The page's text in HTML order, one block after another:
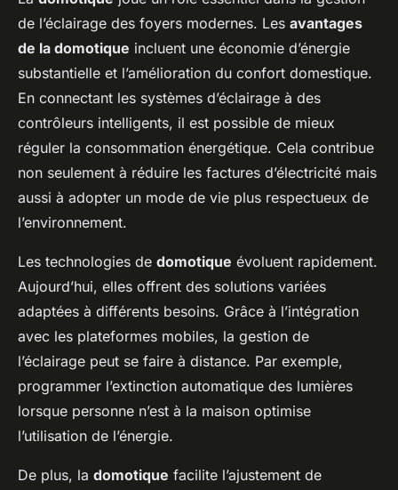
de l’éclairage des foyers modernes. Les avantages
de la domotique incluent une économie d’énergie
substantielle et l’amélioration du confort domestique.
En connectant les systèmes d’éclairage à des
contrôleurs intelligents, il est possible de mieux
réguler la consommation énergétique. Cela contribue
non seulement à réduire les factures d’électricité mais
aussi à adopter un mode de vie plus respectueux de
l’environnement.
Les technologies de domotique évoluent rapidement.
Aujourd’hui, elles offrent des solutions variées
adaptées à différents besoins. Grâce à l’intégration
avec les plateformes mobiles, la gestion de
l’éclairage peut se faire à distance. Par exemple,
programmer l’extinction automatique des lumières
lorsque personne n’est à la maison optimise
l’utilisation de l’énergie.
De plus, la domotique facilite l’ajustement de